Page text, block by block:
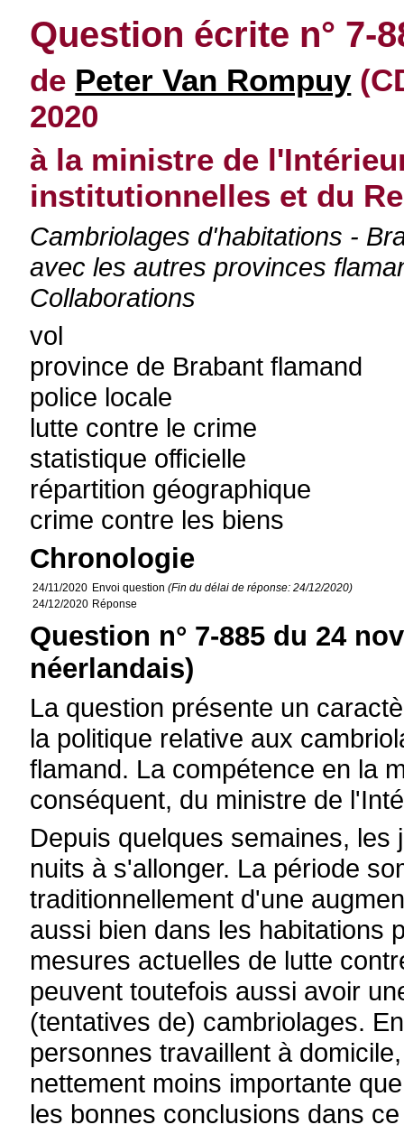
Question écrite n° 7-
de Peter Van Rompuy
2020
à la ministre de
institutionnelles et du
Cambriolages d'habitations -
avec les autres provinces
Collaborations
vol
province de Brabant flamand
police locale
lutte contre le crime
statistique officielle
répartition géographique
crime contre les biens
Chronologie
24/11/2020 Envoi question(Fin du délai de réponse: 24/12/2020)
24/12/2020 Réponse
Question n° 7-885 du 24
néerlandais)
La question présente un
la politique relative aux
flamand. La compétence en la
conséquent, du ministre de
Depuis quelques semaines,
nuits à s'allonger. La période
traditionnellement d'une
aussi bien dans les habitations
mesures actuelles de lutte
peuvent toutefois aussi avoir
(tentatives de) cambriolages.
personnes travaillent à
nettement moins importante
les bonnes conclusions dans